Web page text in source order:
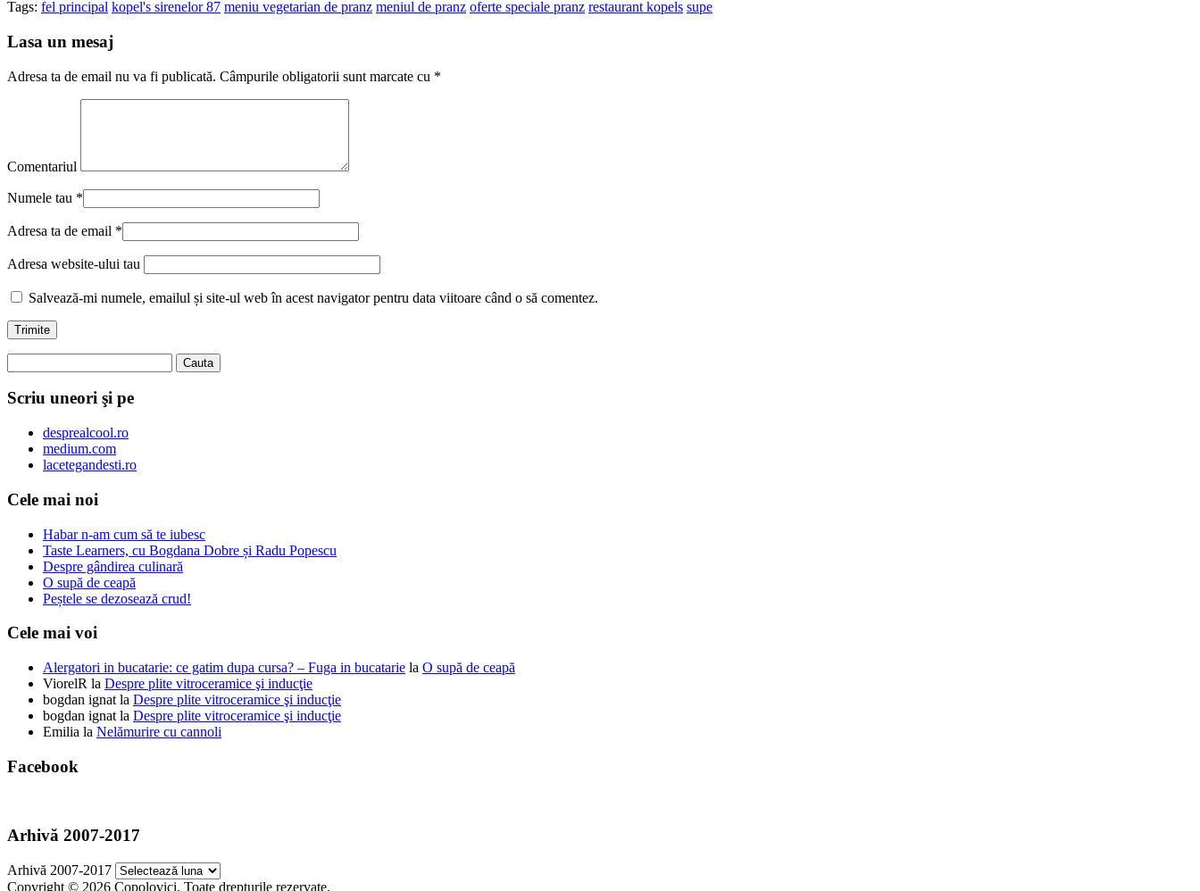
Tags: fel principal kopel's sirenelor 87 meniu vegetarian de pranz meniul de pranz oferte speciale pranz restaurant kopels supe
Lasa un mesaj
Adresa ta de email nu va fi publicată. Câmpurile obligatorii sunt marcate cu *
Comentariul
Numele tau *
Adresa ta de email *
Adresa website-ului tau
Salvează-mi numele, emailul și site-ul web în acest navigator pentru data viitoare când o să comentez.
Scriu uneori şi pe
desprealcool.ro
medium.com
lacetegandesti.ro
Cele mai noi
Habar n-am cum să te iubesc
Taste Learners, cu Bogdana Dobre și Radu Popescu
Despre gândirea culinară
O supă de ceapă
Peștele se dezosează crud!
Cele mai voi
Alergatori in bucatarie: ce gatim dupa cursa? – Fuga in bucatarie la O supă de ceapă
ViorelR la Despre plite vitroceramice şi inducţie
bogdan ignat la Despre plite vitroceramice şi inducţie
bogdan ignat la Despre plite vitroceramice şi inducţie
Emilia la Nelămurire cu cannoli
Facebook
Arhivă 2007-2017
Arhivă 2007-2017
Copyright © 2026 Copolovici. Toate drepturile rezervate.